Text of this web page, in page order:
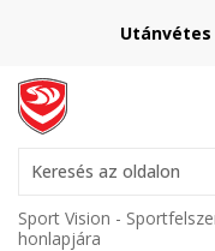
Keresés az oldalon
Sport Vision -
honlapjára